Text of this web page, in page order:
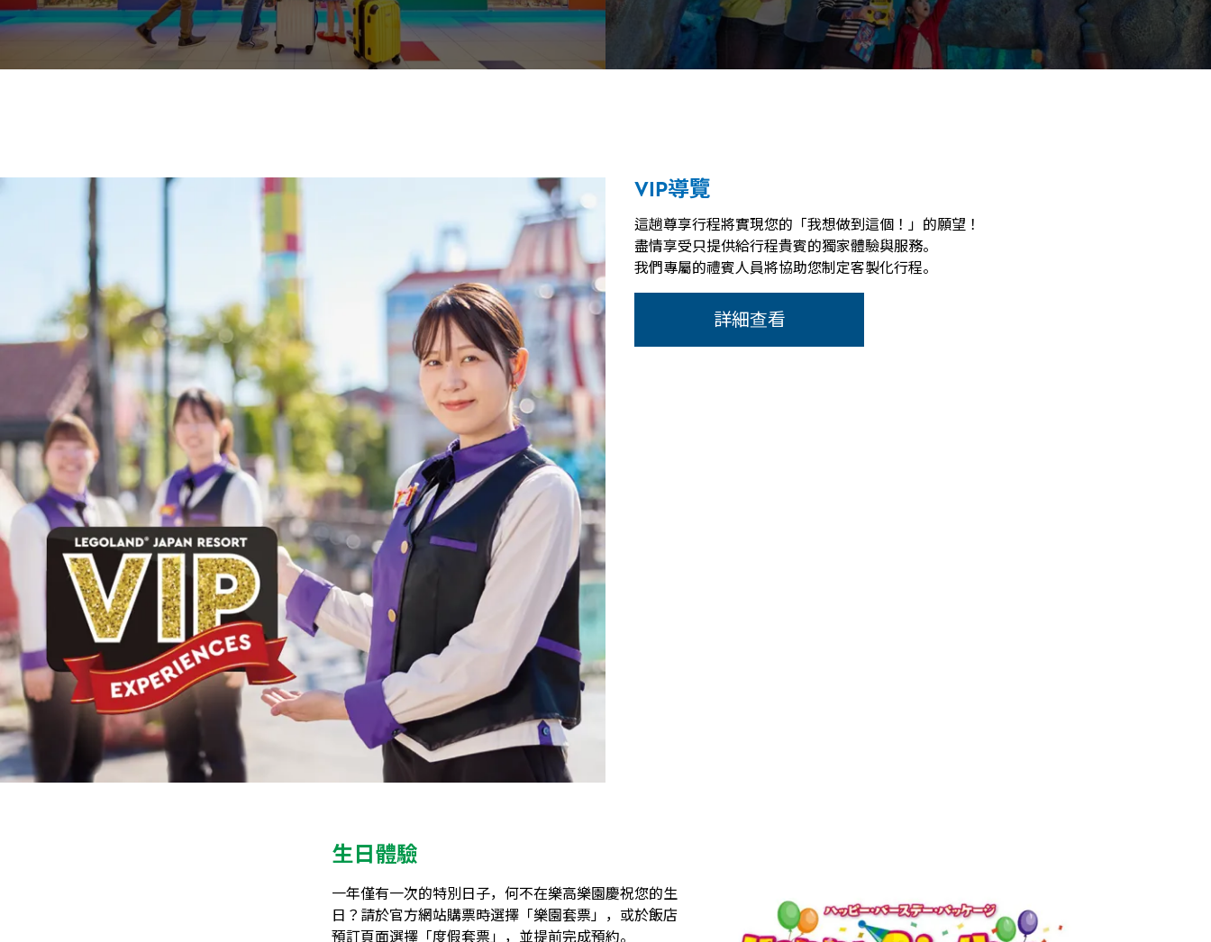
VIP導覽
這趟尊享行程將實現您的「我想做到這個！」的願望！
盡情享受只提供給行程貴賓的獨家體驗與服務。
我們專屬的禮賓人員將協助您制定客製化行程。
詳細查看
生日體驗
一年僅有一次的特別日子，何不在樂高樂園慶祝您的生
日？請於官方網站購票時選擇「樂園套票」，或於飯店
預訂頁面選擇「度假套票」，並提前完成預約。